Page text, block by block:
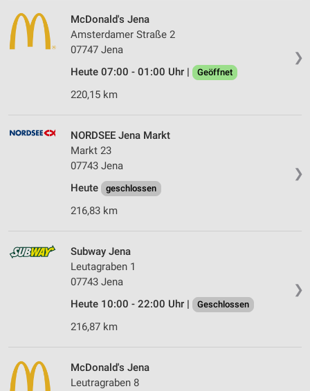
❯
McDonald's Jena
Amsterdamer Straße 2
07747 Jena
Heute 07:00 - 01:00 Uhr |
Geöffnet
220,15 km
❯
NORDSEE Jena Markt
Markt 23
07743 Jena
Heute
geschlossen
216,83 km
❯
Subway Jena
Leutagraben 1
07743 Jena
Heute 10:00 - 22:00 Uhr |
Geschlossen
216,87 km
McDonald's Jena
Leutragraben 8